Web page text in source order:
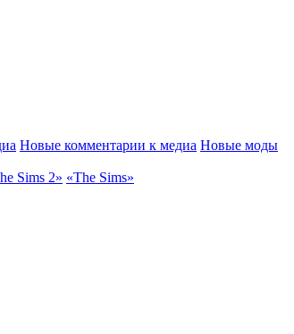
Новые комментарии к медиа Новые моды
Sims 2» «The Sims»